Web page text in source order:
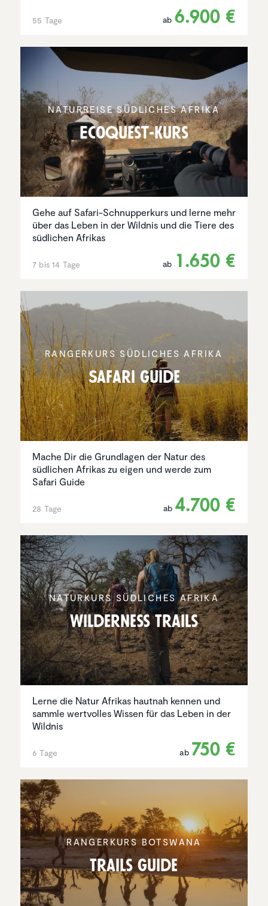
55 Tage ab 6.900 €
NATUR­REISE SÜDLICHES AFRIKA
EcoQuest-Kurs
Gehe auf Safari-Schnupperkurs und lerne mehr
über das Leben in der Wildnis und die Tiere des
südlichen Afrikas
7 bis 14 Tage ab 1.650 €
RANGER­KURS SÜDLICHES AFRIKA
Safari Guide
Mache Dir die Grundlagen der Natur des
südlichen Afrikas zu eigen und werde zum
Safari Guide
28 Tage ab 4.700 €
NATURKURS SÜDLICHES AFRIKA
Wilder­ness Trails
Lerne die Natur Afrikas hautnah kennen und
sammle wertvolles Wissen für das Leben in der
Wildnis
6 Tage ab 750 €
RANGER­KURS BOTSWANA
Trails Guide